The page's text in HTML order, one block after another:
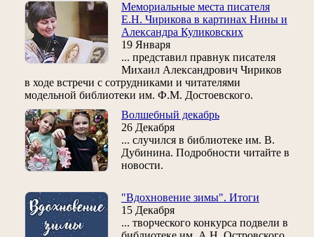
Мемориальные места писателя
Е.Н. Чирикова в картинах Нины и
Александра Куликовских
19 Января
... представил правнук писателя
Михаил Александрович Чириков
в ходе встречи с сотрудниками и читателями
модельной библиотеки им. Ф.М. Достоевского.
Волшебный декабрь
26 Декабря
... случился в библиотеке им. В.
Дубинина. Подробности читайте в
новости.
"Вдохновение зимы". Итоги
15 Декабря
... творческого конкурса подвели в